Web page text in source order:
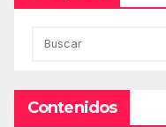
Contenidos